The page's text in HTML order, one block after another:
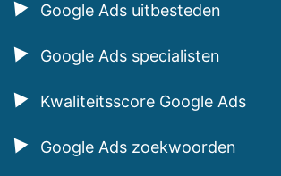
Google Ads uitbesteden
Google Ads specialisten
Kwaliteitsscore Google Ads
Google Ads zoekwoorden